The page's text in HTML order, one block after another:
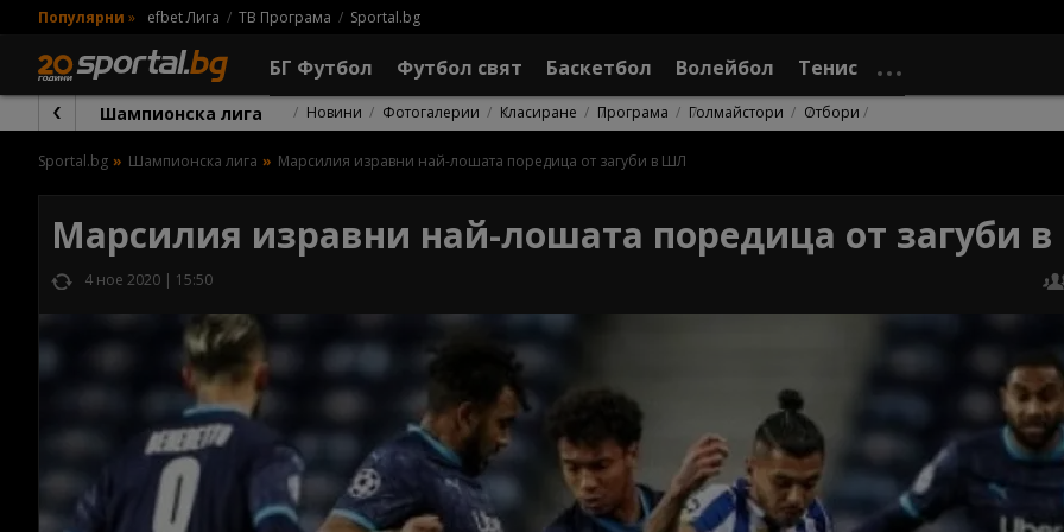
Популярни » efbet Лига ТВ Програма Sportal.bg
БГ Футбол Футбол свят Баскетбол Волейбол Тенис
Шампионска лига Новини Фотогалерии Класиране Програма Голмайстори Отбори
Sportal.bg Шампионска лига Марсилия изравни най-лошата поредица от загуби в ШЛ
Марсилия изравни най-лошата поредица от загуби
4 ное 2020 | 15:50